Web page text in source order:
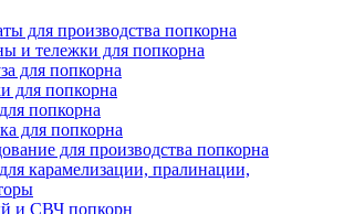
для производства попкорна
и тележки для попкорна
для попкорна
для попкорна
попкорна
для попкорна
для производства попкорна
карамелизации, пралинации,
и СВЧ попкорн